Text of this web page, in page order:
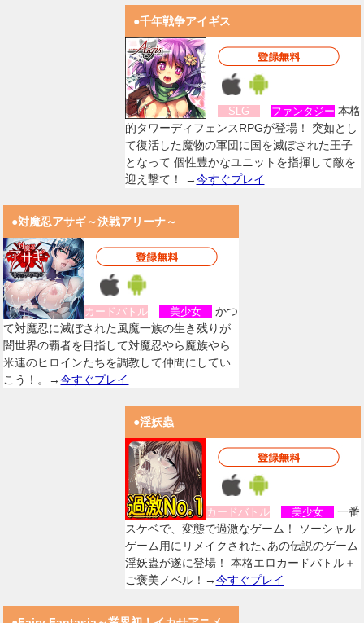
●千年戦争アイギス
SLG ファンタジー 本格
的タワーディフェンスRPGが登場！ 突如とし
て復活した魔物の軍団に国を滅ぼされた王子
となって 個性豊かなユニットを指揮して敵を
迎え撃て！ →今すぐプレイ
●対魔忍アサギ～決戦アリーナ～
カードバトル 美少女
かつ
て対魔忍に滅ぼされた風魔一族の生き残りが
闇世界の覇者を目指して対魔忍やら魔族やら
米連のヒロインたちを調教して仲間にしてい
こう！。→今すぐプレイ
●淫妖蟲
カードバトル 美少女
一番
スケベで、変態で過激なゲーム！ ソーシャル
ゲーム用にリメイクされた､あの伝説のゲーム
淫妖蟲が遂に登場！ 本格エロカードバトル＋
ご褒美ノベル！→今すぐプレイ